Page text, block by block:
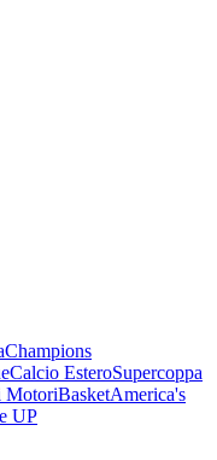
Champions
Calcio EsteroSupercoppa
MotoriBasketAmerica's
UP